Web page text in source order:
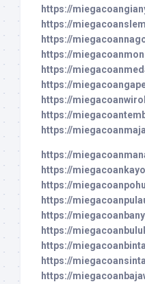
https://
https://
https://
https://
https://
https://
https://
https://
https://
https://
https://
https://
https://
https://
https://
https://
https://
https://